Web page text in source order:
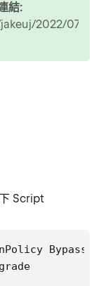
結:
2022/07/
Script
Bypass -